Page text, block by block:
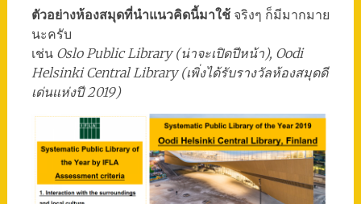
ตัวอย่างห้องสมุดที่นำแนวคิดนี้มาใช้จริงๆ ก็มีมากมาย
นะครับ
เช่น Oslo Public Library (น่าจะเปิดปีหน้า), Oodi
Helsinki Central Library (เพิ่งได้รับรางวัลห้องสมุดดี
เด่นแห่งปี 2019)